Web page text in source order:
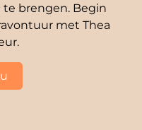
brengen. Begin
met Thea